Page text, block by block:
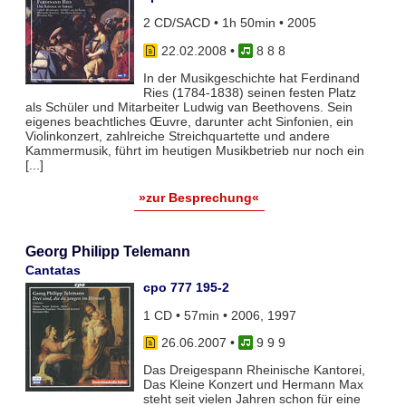
2 CD/SACD • 1h 50min • 2005
22.02.2008 •
8 8 8
In der Musikgeschichte hat Ferdinand
Ries (1784-1838) seinen festen Platz
als Schüler und Mitarbeiter Ludwig van Beethovens. Sein
eigenes beachtliches Œuvre, darunter acht Sinfonien, ein
Violinkonzert, zahlreiche Streichquartette und andere
Kammermusik, führt im heutigen Musikbetrieb nur noch ein
[...]
»zur Besprechung«
Georg Philipp Telemann
Cantatas
cpo 777 195-2
1 CD • 57min • 2006, 1997
26.06.2007 •
9 9 9
Das Dreigespann Rheinische Kantorei,
Das Kleine Konzert und Hermann Max
steht seit vielen Jahren schon für eine